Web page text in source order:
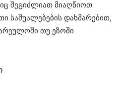
შეგიძლიათ მიაღწიოთ
საშუალებების დახმარებით,
თუ ეზოში